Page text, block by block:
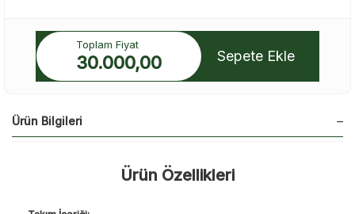
Toplam Fiyat
30.000,00 Sepete Ekle
Ürün Bilgileri
Ürün Özellikleri